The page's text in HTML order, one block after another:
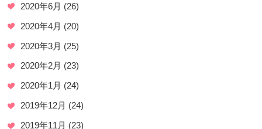
2020年6月 (26)
2020年4月 (20)
2020年3月 (25)
2020年2月 (23)
2020年1月 (24)
2019年12月 (24)
2019年11月 (23)